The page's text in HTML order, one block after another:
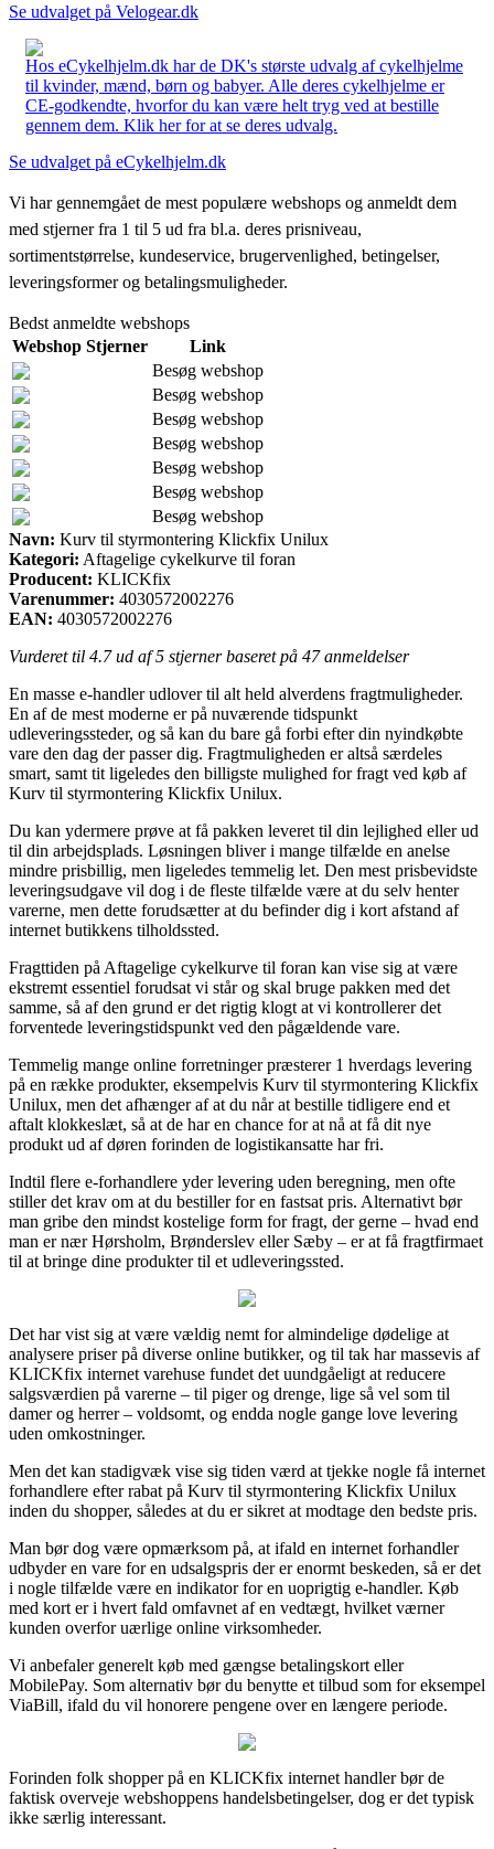
Se udvalget på Velogear.dk
Hos eCykelhjelm.dk har de DK's største udvalg af cykelhjelme
til kvinder, mænd, børn og babyer. Alle deres cykelhjelme er
CE-godkendte, hvorfor du kan være helt tryg ved at bestille
gennem dem. Klik her for at se deres udvalg.
Se udvalget på eCykelhjelm.dk
Vi har gennemgået de mest populære webshops og anmeldt dem
med stjerner fra 1 til 5 ud fra bl.a. deres prisniveau,
sortimentstørrelse, kundeservice, brugervenlighed, betingelser,
leveringsformer og betalingsmuligheder.
Bedst anmeldte webshops
Webshop Stjerner
Link
Besøg webshop
Besøg webshop
Besøg webshop
Besøg webshop
Besøg webshop
Besøg webshop
Besøg webshop
Navn: Kurv til styrmontering Klickfix Unilux
Kategori: Aftagelige cykelkurve til foran
Producent: KLICKfix
Varenummer: 4030572002276
EAN: 4030572002276
Vurderet til 4.7ud af 5 stjerner baseret på 47anmeldelser
En masse e-handler udlover til alt held alverdens fragtmuligheder.
En af de mest moderne er på nuværende tidspunkt
udleveringssteder, og så kan du bare gå forbi efter din nyindkøbte
vare den dag der passer dig. Fragtmuligheden er altså særdeles
smart, samt tit ligeledes den billigste mulighed for fragt ved køb af
Kurv til styrmontering Klickfix Unilux.
Du kan ydermere prøve at få pakken leveret til din lejlighed eller ud
til din arbejdsplads. Løsningen bliver i mange tilfælde en anelse
mindre prisbillig, men ligeledes temmelig let. Den mest prisbevidste
leveringsudgave vil dog i de fleste tilfælde være at du selv henter
varerne, men dette forudsætter at du befinder dig i kort afstand af
internet butikkens tilholdssted.
Fragttiden på Aftagelige cykelkurve til foran kan vise sig at være
ekstremt essentiel forudsat vi står og skal bruge pakken med det
samme, så af den grund er det rigtig klogt at vi kontrollerer det
forventede leveringstidspunkt ved den pågældende vare.
Temmelig mange online forretninger præsterer 1 hverdags levering
på en række produkter, eksempelvis Kurv til styrmontering Klickfix
Unilux, men det afhænger af at du når at bestille tidligere end et
aftalt klokkeslæt, så at de har en chance for at nå at få dit nye
produkt ud af døren forinden de logistikansatte har fri.
Indtil flere e-forhandlere yder levering uden beregning, men ofte
stiller det krav om at du bestiller for en fastsat pris. Alternativt bør
man gribe den mindst kostelige form for fragt, der gerne – hvad end
man er nær Hørsholm, Brønderslev eller Sæby – er at få fragtfirmaet
til at bringe dine produkter til et udleveringssted.
Det har vist sig at være vældig nemt for almindelige dødelige at
analysere priser på diverse online butikker, og til tak har massevis af
KLICKfix internet varehuse fundet det uundgåeligt at reducere
salgsværdien på varerne – til piger og drenge, lige så vel som til
damer og herrer – voldsomt, og endda nogle gange love levering
uden omkostninger.
Men det kan stadigvæk vise sig tiden værd at tjekke nogle få internet
forhandlere efter rabat på Kurv til styrmontering Klickfix Unilux
inden du shopper, således at du er sikret at modtage den bedste pris.
Man bør dog være opmærksom på, at ifald en internet forhandler
udbyder en vare for en udsalgspris der er enormt beskeden, så er det
i nogle tilfælde være en indikator for en uoprigtig e-handler. Køb
med kort er i hvert fald omfavnet af en vedtægt, hvilket værner
kunden overfor uærlige online virksomheder.
Vi anbefaler generelt køb med gængse betalingskort eller
MobilePay. Som alternativ bør du benytte et tilbud som for eksempel
ViaBill, ifald du vil honorere pengene over en længere periode.
Forinden folk shopper på en KLICKfix internet handler bør de
faktisk overveje webshoppens handelsbetingelser, dog er det typisk
ikke særlig interessant.